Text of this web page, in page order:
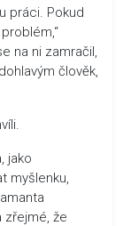
práci. Pokud
na ni zamračil,
člověk,
jako
myšlenku,
zřejmé, že